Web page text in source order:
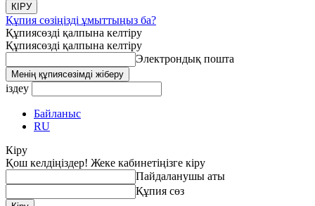
Құпия сөзіңізді ұмыттыңыз ба?
Құпиясөзді қалпына келтіру
Құпиясөзді қалпына келтіру
Электрондық пошта
іздеу
Байланыс
RU
Кіру
Қош келдіңіздер! Жеке кабинетіңізге кіру
Пайдаланушы аты
Құпия сөз